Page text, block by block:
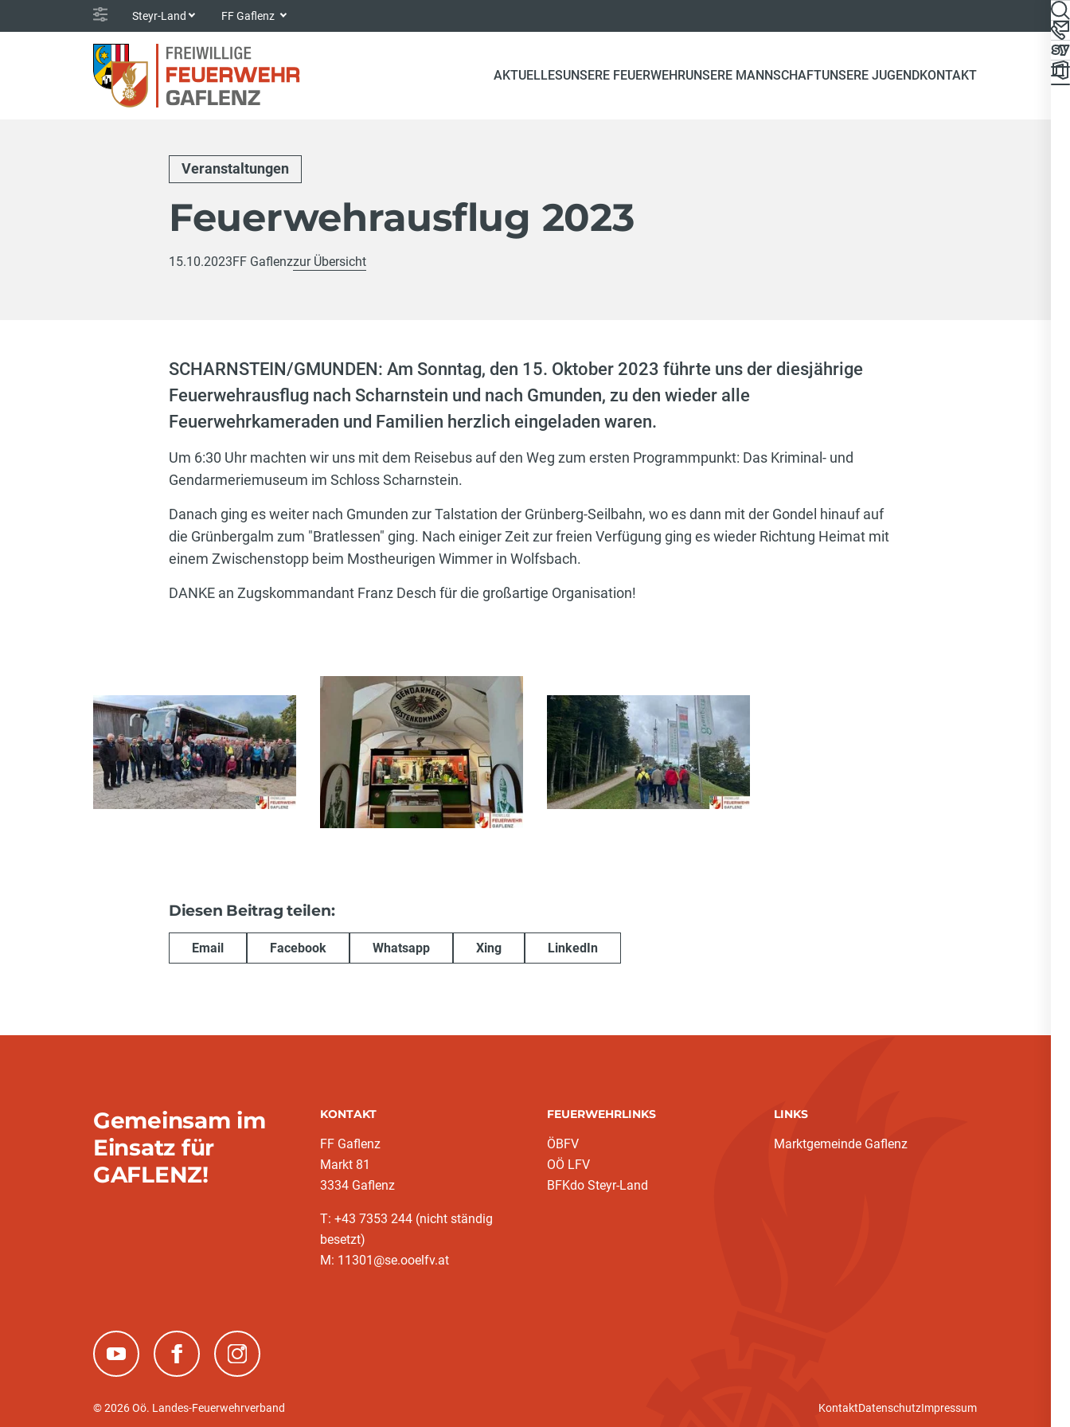
Steyr-Land FF Gaflenz
AKTUELLESUNSERE FEUERWEHRUNSERE MANNSCHAFTUNSERE JUGENDKONTAKT
Veranstaltungen
Feuerwehrausflug 2023
15.10.2023FF Gaflenzzur Übersicht
SCHARNSTEIN/GMUNDEN: Am Sonntag, den 15. Oktober 2023 führte uns der diesjährige
Feuerwehrausflug nach Scharnstein und nach Gmunden, zu den wieder alle
Feuerwehrkameraden und Familien herzlich eingeladen waren.
Um 6:30 Uhr machten wir uns mit dem Reisebus auf den Weg zum ersten Programmpunkt: Das Kriminal- und
Gendarmeriemuseum im Schloss Scharnstein.
Danach ging es weiter nach Gmunden zur Talstation der Grünberg-Seilbahn, wo es dann mit der Gondel hinauf auf
die Grünbergalm zum "Bratlessen" ging. Nach einiger Zeit zur freien Verfügung ging es wieder Richtung Heimat mit
einem Zwischenstopp beim Mostheurigen Wimmer in Wolfsbach.
DANKE an Zugskommandant Franz Desch für die großartige Organisation!
Diesen Beitrag teilen:
Email Facebook Whatsapp Xing LinkedIn
Gemeinsam im
Einsatz für
GAFLENZ!
KONTAKT
FF Gaflenz
Markt 81
3334 Gaflenz
T: +43 7353 244 (nicht ständig
besetzt)
M: 11301@se.ooelfv.at
FEUERWEHRLINKS
ÖBFV
OÖ LFV
BFKdo Steyr-Land
LINKS
Marktgemeinde Gaflenz
(neues Fenster)(neues Fenster)(neues Fenster)
© 2026 Oö. Landes-Feuerwehrverband KontaktDatenschutzImpressum